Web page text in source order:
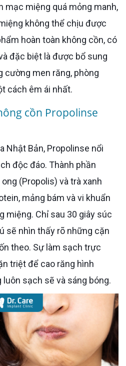
mạc miệng quá mỏng manh,
không thể chịu được
hoàn toàn không cồn, có
đặc biệt là được bổ sung
cường men răng, phòng
cách êm ái nhất.
cồn Propolinse
độc đáo. Thành phần
(Propolis) và trà xanh
mảng bám và vi khuẩn
miệng. Chỉ sau 30 giây súc
sẽ nhìn thấy rõ những cặn
theo. Sự làm sạch trực
triệt để cao răng hình
luôn sạch sẽ và sáng bóng.